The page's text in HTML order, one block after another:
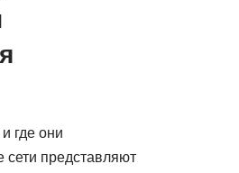
где они
представляют